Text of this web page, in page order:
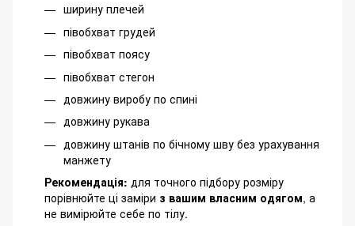
ширину плечей
півобхват грудей
півобхват поясу
півобхват стегон
довжину виробу по спині
довжину рукава
довжину штанів по бічному шву без урахування
манжету
Рекомендація: для точного підбору розміру
порівнюйте ці заміри з вашим власним одягом, а
не вимірюйте себе по тілу.